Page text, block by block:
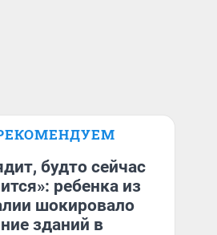
будто сейчас
ребенка из
шокировало
зданий в